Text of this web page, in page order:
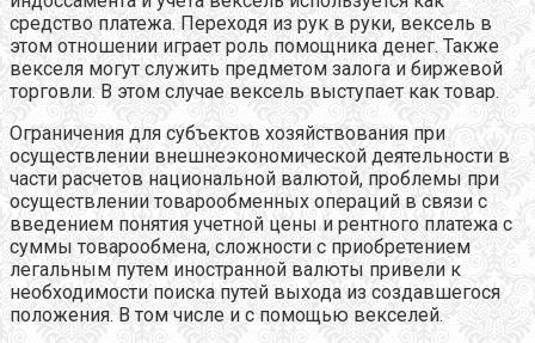
средство платежа. Переходя из рук в руки, вексель в
этом отношении играет роль помощника денег. Также
векселя могут служить предметом залога и биржевой
торговли. В этом случае вексель выступает как товар.
Ограничения для субъектов хозяйствования при
осуществлении внешнеэкономической деятельности в
части расчетов национальной валютой, проблемы при
осуществлении товарообменных операций в связи с
введением понятия учетной цены и рентного платежа с
суммы товарообмена, сложности с приобретением
легальным путем иностранной валюты привели к
необходимости поиска путей выхода из создавшегося
положения. В том числе и с помощью векселей.